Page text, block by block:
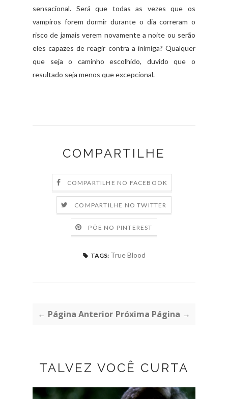
sensacional. Será que todas as vezes que os
vampiros forem dormir durante o dia correram o
risco de jamais verem novamente a noite ou serão
eles capazes de reagir contra a inimiga? Qualquer
que seja o caminho escolhido, duvido que o
resultado seja menos que excepcional.
COMPARTILHE
COMPARTILHE NO FACEBOOK
COMPARTILHE NO TWITTER
PÕE NO PINTEREST
TAGS: True Blood
← Página Anterior Próxima Página →
TALVEZ VOCÊ CURTA